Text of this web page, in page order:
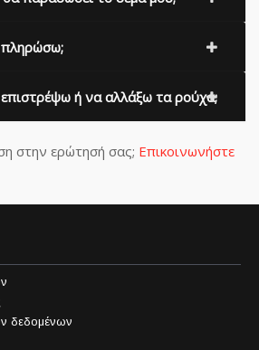
ή να αλλάξω τα ρούχα;
στην ερώτησή σας; Επικοινωνήστε
δεδομένων